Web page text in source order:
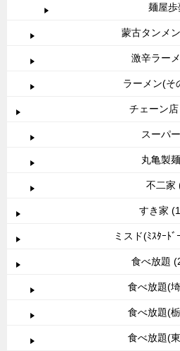
麺屋
蒙古タンメ
激辛ラー
ラーメン(そ
チェーン
スーパ
丸亀製
不二家
すき家
ミスド(ﾐｽﾀｰﾄ
食べ放題
食べ放題(
食べ放題(
食べ放題(